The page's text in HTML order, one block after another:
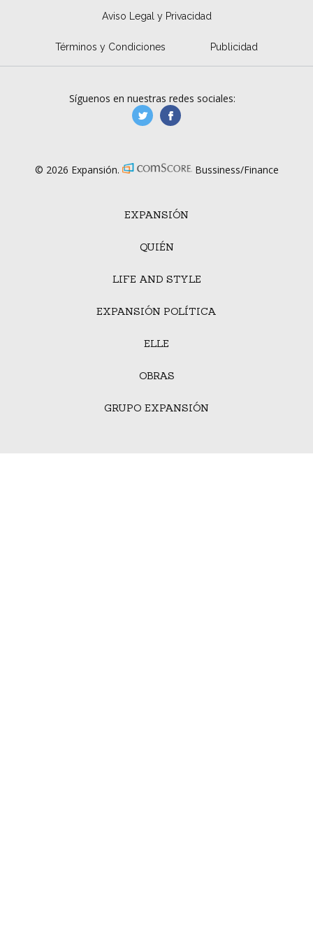
Aviso Legal y Privacidad
Términos y Condiciones Publicidad
EXPANSIÓN
QUIÉN
LIFE AND STYLE
EXPANSIÓN POLÍTICA
ELLE
OBRAS
GRUPO EXPANSIÓN
Síguenos en nuestras redes sociales:
manufacturaGE
© 2026 Expansión. Bussiness/Finance